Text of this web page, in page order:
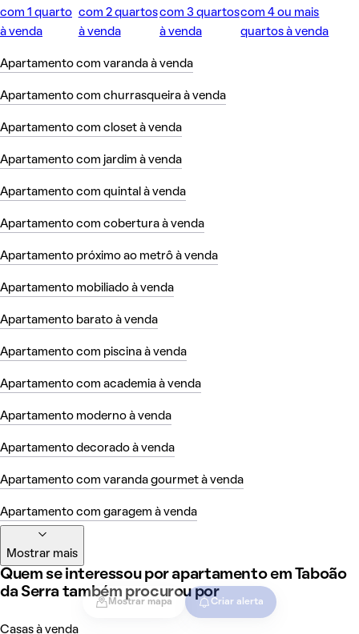
Mostrar mapa Criar alerta
com 1 quarto
à venda
com 2 quartos
à venda
com 3 quartos
à venda
com 4 ou mais
quartos à venda
Apartamento com varanda à venda
Apartamento com churrasqueira à venda
Apartamento com closet à venda
Apartamento com jardim à venda
Apartamento com quintal à venda
Apartamento com cobertura à venda
Apartamento próximo ao metrô à venda
Apartamento mobiliado à venda
Apartamento barato à venda
Apartamento com piscina à venda
Apartamento com academia à venda
Apartamento moderno à venda
Apartamento decorado à venda
Apartamento com varanda gourmet à venda
Apartamento com garagem à venda
Mostrar mais
Quem se interessou por apartamento em Taboão
da Serra também procurou por
Casas à venda